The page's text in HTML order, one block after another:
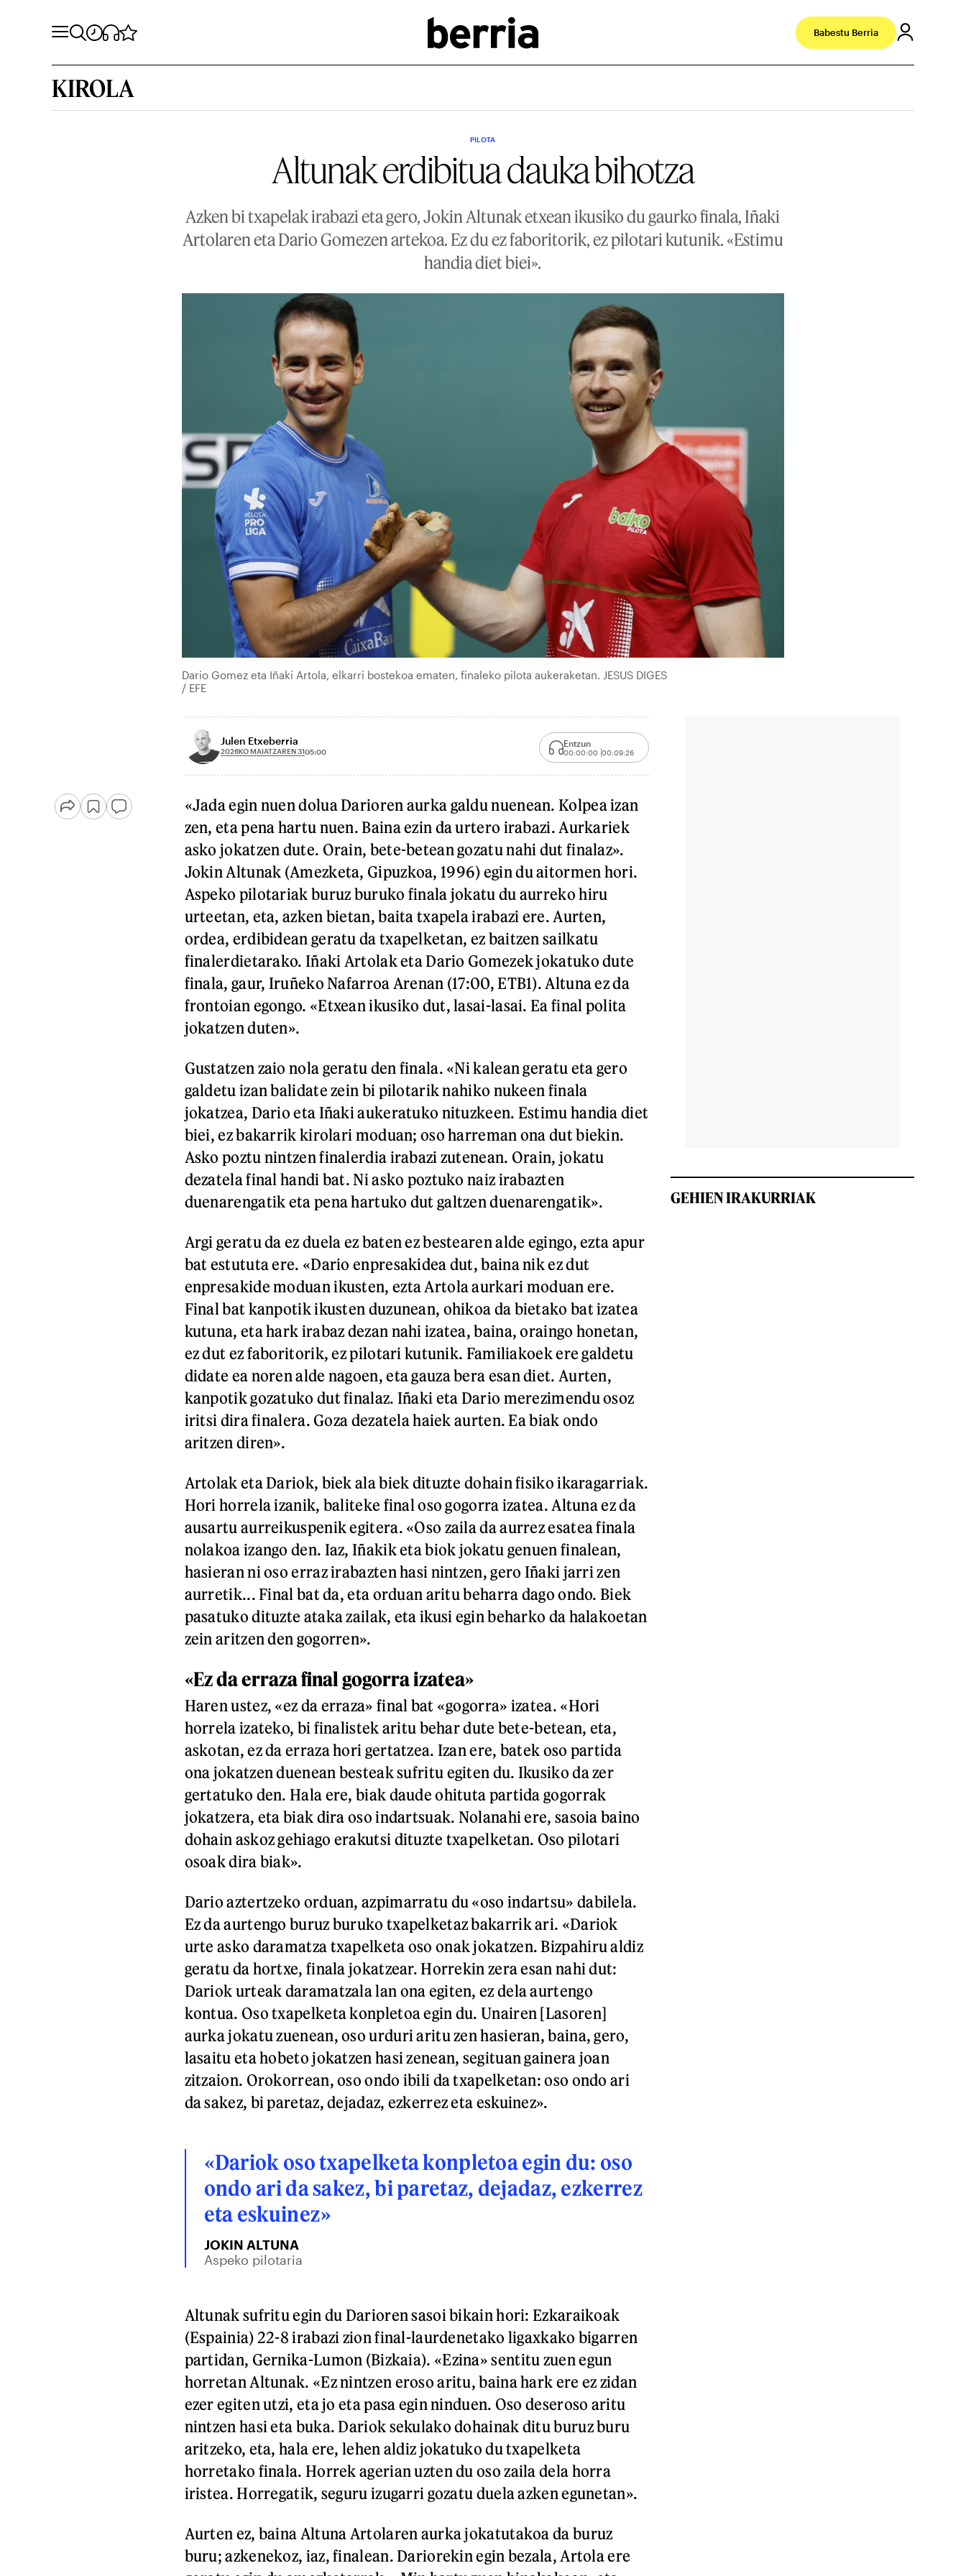
Babestu Berria
KIROLA
PILOTA
Altunak erdibitua dauka bihotza
Azken bi txapelak irabazi eta gero, Jokin Altunak etxean ikusiko du gaurko finala, Iñaki
Artolaren eta Dario Gomezen artekoa. Ez du ez faboritorik, ez pilotari kutunik. «Estimu
handia diet biei».
Dario Gomez eta Iñaki Artola, elkarri bostekoa ematen, finaleko pilota aukeraketan. JESUS DIGES
/ EFE
Julen Etxeberria
2026KO MAIATZAREN 3105:00
Entzun
00:00:00 00:09:26
«Jada egin nuen dolua Darioren aurka galdu nuenean. Kolpea izan
zen, eta pena hartu nuen. Baina ezin da urtero irabazi. Aurkariek
asko jokatzen dute. Orain, bete-betean gozatu nahi dut finalaz».
Jokin Altunak (Amezketa, Gipuzkoa, 1996) egin du aitormen hori.
Aspeko pilotariak buruz buruko finala jokatu du aurreko hiru
urteetan, eta, azken bietan, baita txapela irabazi ere. Aurten,
ordea, erdibidean geratu da txapelketan, ez baitzen sailkatu
finalerdietarako. Iñaki Artolak eta Dario Gomezek jokatuko dute
finala, gaur, Iruñeko Nafarroa Arenan (17:00, ETB1). Altuna ez da
frontoian egongo. «Etxean ikusiko dut, lasai-lasai. Ea final polita
jokatzen duten».
Gustatzen zaio nola geratu den finala. «Ni kalean geratu eta gero
galdetu izan balidate zein bi pilotarik nahiko nukeen finala
jokatzea, Dario eta Iñaki aukeratuko nituzkeen. Estimu handia diet
biei, ez bakarrik kirolari moduan; oso harreman ona dut biekin.
Asko poztu nintzen finalerdia irabazi zutenean. Orain, jokatu
dezatela final handi bat. Ni asko poztuko naiz irabazten
duenarengatik eta pena hartuko dut galtzen duenarengatik».
Argi geratu da ez duela ez baten ez bestearen alde egingo, ezta apur
bat estututa ere. «Dario enpresakidea dut, baina nik ez dut
enpresakide moduan ikusten, ezta Artola aurkari moduan ere.
Final bat kanpotik ikusten duzunean, ohikoa da bietako bat izatea
kutuna, eta hark irabaz dezan nahi izatea, baina, oraingo honetan,
ez dut ez faboritorik, ez pilotari kutunik. Familiakoek ere galdetu
didate ea noren alde nagoen, eta gauza bera esan diet. Aurten,
kanpotik gozatuko dut finalaz. Iñaki eta Dario merezimendu osoz
iritsi dira finalera. Goza dezatela haiek aurten. Ea biak ondo
aritzen diren».
Artolak eta Dariok, biek ala biek dituzte dohain fisiko ikaragarriak.
Hori horrela izanik, baliteke final oso gogorra izatea. Altuna ez da
ausartu aurreikuspenik egitera. «Oso zaila da aurrez esatea finala
nolakoa izango den. Iaz, Iñakik eta biok jokatu genuen finalean,
hasieran ni oso erraz irabazten hasi nintzen, gero Iñaki jarri zen
aurretik... Final bat da, eta orduan aritu beharra dago ondo. Biek
pasatuko dituzte ataka zailak, eta ikusi egin beharko da halakoetan
zein aritzen den gogorren».
«Ez da erraza final gogorra izatea»
Haren ustez, «ez da erraza» final bat «gogorra» izatea. «Hori
horrela izateko, bi finalistek aritu behar dute bete-betean, eta,
askotan, ez da erraza hori gertatzea. Izan ere, batek oso partida
ona jokatzen duenean besteak sufritu egiten du. Ikusiko da zer
gertatuko den. Hala ere, biak daude ohituta partida gogorrak
jokatzera, eta biak dira oso indartsuak. Nolanahi ere, sasoia baino
dohain askoz gehiago erakutsi dituzte txapelketan. Oso pilotari
osoak dira biak».
Dario aztertzeko orduan, azpimarratu du «oso indartsu» dabilela.
Ez da aurtengo buruz buruko txapelketaz bakarrik ari. «Dariok
urte asko daramatza txapelketa oso onak jokatzen. Bizpahiru aldiz
geratu da hortxe, finala jokatzear. Horrekin zera esan nahi dut:
Dariok urteak daramatzala lan ona egiten, ez dela aurtengo
kontua. Oso txapelketa konpletoa egin du. Unairen [Lasoren]
aurka jokatu zuenean, oso urduri aritu zen hasieran, baina, gero,
lasaitu eta hobeto jokatzen hasi zenean, segituan gainera joan
zitzaion. Orokorrean, oso ondo ibili da txapelketan: oso ondo ari
da sakez, bi paretaz, dejadaz, ezkerrez eta eskuinez».
«Dariok oso txapelketa konpletoa egin du: oso
ondo ari da sakez, bi paretaz, dejadaz, ezkerrez
eta eskuinez»
JOKIN ALTUNA
Aspeko pilotaria
Altunak sufritu egin du Darioren sasoi bikain hori: Ezkaraikoak
(Espainia) 22-8 irabazi zion final-laurdenetako ligaxkako bigarren
partidan, Gernika-Lumon (Bizkaia). «Ezina» sentitu zuen egun
horretan Altunak. «Ez nintzen eroso aritu, baina hark ere ez zidan
ezer egiten utzi, eta jo eta pasa egin ninduen. Oso deseroso aritu
nintzen hasi eta buka. Dariok sekulako dohainak ditu buruz buru
aritzeko, eta, hala ere, lehen aldiz jokatuko du txapelketa
horretako finala. Horrek agerian uzten du oso zaila dela horra
iristea. Horregatik, seguru izugarri gozatu duela azken egunetan».
Aurten ez, baina Altuna Artolaren aurka jokatutakoa da buruz
buru; azkenekoz, iaz, finalean. Dariorekin egin bezala, Artola ere
GEHIEN IRAKURRIAK